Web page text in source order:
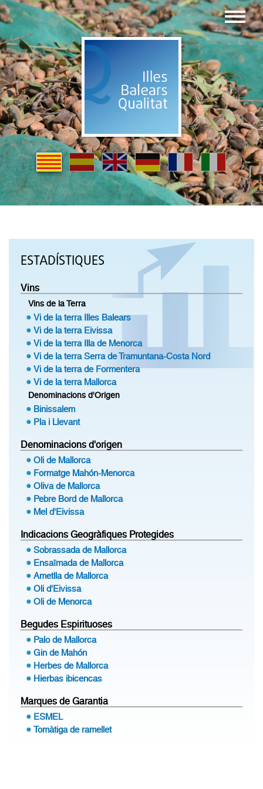
ESTADÍSTIQUES
Vins
Vins de la Terra
Vi de la terra Illes Balears
Vi de la terra Eivissa
Vi de la terra Illa de Menorca
Vi de la terra Serra de Tramuntana-Costa Nord
Vi de la terra de Formentera
Vi de la terra Mallorca
Denominacions d'Origen
Binissalem
Pla i Llevant
Denominacions d'origen
Oli de Mallorca
Formatge Mahón-Menorca
Oliva de Mallorca
Pebre Bord de Mallorca
Mel d'Eivissa
Indicacions Geogràfiques Protegides
Sobrassada de Mallorca
Ensaïmada de Mallorca
Ametlla de Mallorca
Oli d'Eivissa
Oli de Menorca
Begudes Espirituoses
Palo de Mallorca
Gin de Mahón
Herbes de Mallorca
Hierbas ibicencas
Marques de Garantia
ESMEL
Tomàtiga de ramellet